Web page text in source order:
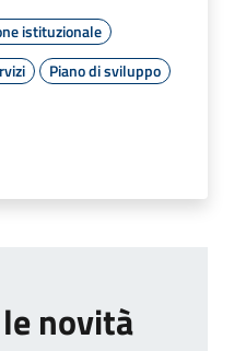
istituzionale
Piano di sviluppo
novità